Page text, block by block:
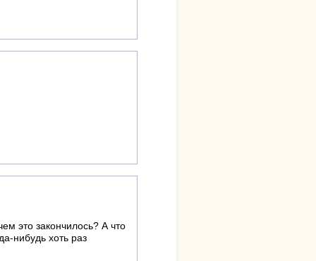
это закончилось? А что
нибудь хоть раз